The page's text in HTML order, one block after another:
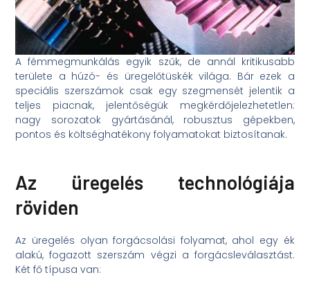
A fémmegmunkálás egyik szűk, de annál kritikusabb
területe a húzó- és üregelőtüskék világa. Bár ezek a
speciális szerszámok csak egy szegmensét jelentik a
teljes piacnak, jelentőségük megkérdőjelezhetetlen:
nagy sorozatok gyártásánál, robusztus gépekben,
pontos és költséghatékony folyamatokat biztosítanak.
Az üregelés technológiája
röviden
Az üregelés olyan forgácsolási folyamat, ahol egy ék
alakú, fogazott szerszám végzi a forgácsleválasztást.
Két fő típusa van: